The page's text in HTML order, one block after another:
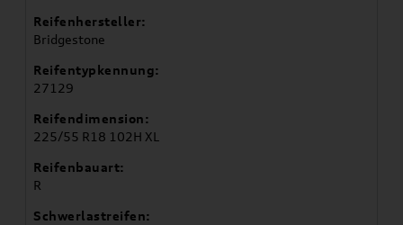
Reifenhersteller:
Bridgestone
Reifentypkennung:
27129
Reifendimension:
225/55 R18 102H XL
Reifenbauart:
R
Schwerlastreifen: